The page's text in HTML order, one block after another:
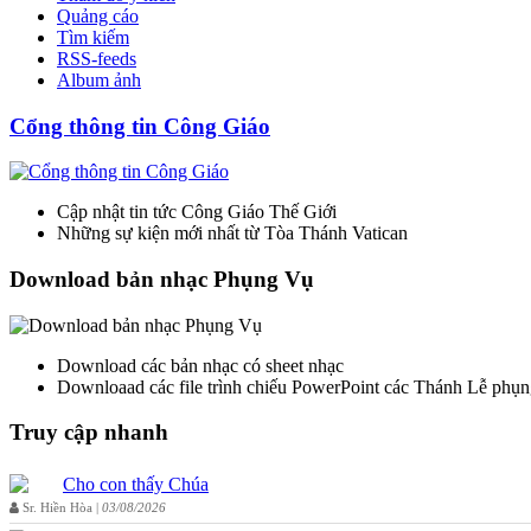
Quảng cáo
Tìm kiếm
RSS-feeds
Album ảnh
Cổng thông tin Công Giáo
Cập nhật tin tức Công Giáo Thế Giới
Những sự kiện mới nhất từ Tòa Thánh Vatican
Download bản nhạc Phụng Vụ
Download các bản nhạc có sheet nhạc
Downloaad các file trình chiếu PowerPoint các Thánh Lễ
Truy cập nhanh
Cho con thấy Chúa
Sr. Hiền Hòa | 03/08/2026